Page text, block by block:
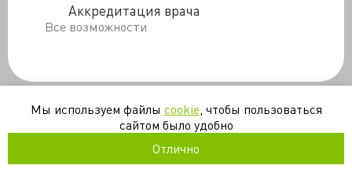
Аккредитация врача
Все возможности
Мы используем файлы cookie , чтобы пользоваться
сайтом было удобно
Отлично